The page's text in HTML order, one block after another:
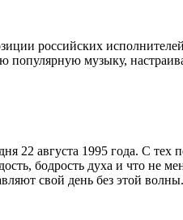
российских
популярную музыку,
22 августа 1995 года. С
бодрость духа и что
свой день без этой волны.